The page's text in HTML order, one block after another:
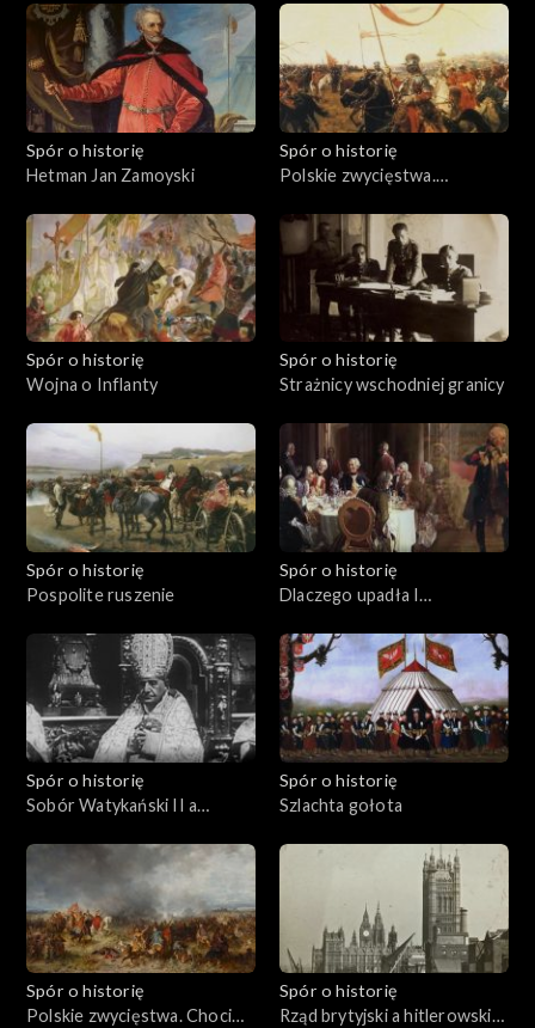
Spór o historię
Hetman Jan Zamoyski
Spór o historię
Polskie zwycięstwa.
Spór o historię
Wojna o Inflanty
Spór o historię
Strażnicy wschodniej granicy
Spór o historię
Pospolite ruszenie
Spór o historię
Dlaczego upadła I
Spór o historię
Sobór Watykański II a
Spór o historię
Szlachta gołota
Spór o historię
Polskie zwycięstwa. Chocim
Spór o historię
Rząd brytyjski a hitlerowskie